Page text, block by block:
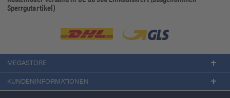
Sperrgutartikel)
MEGASTORE
KUNDENINFORMATIONEN